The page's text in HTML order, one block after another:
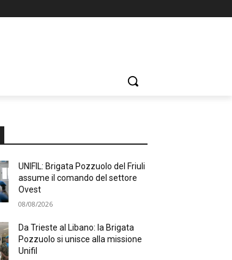
UNIFIL: Brigata Pozzuolo del Friuli
assume il comando del settore
Ovest
08/08/2026
Da Trieste al Libano: la Brigata
Pozzuolo si unisce alla missione
Unifil